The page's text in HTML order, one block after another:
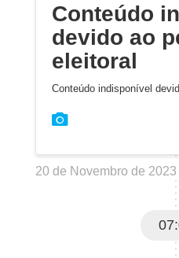
Conteúdo
devido ao
eleitoral
Conteúdo indisponível
20 de Novembro de 2023